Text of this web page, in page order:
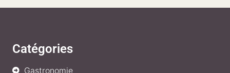
Catégories
Gastronomie